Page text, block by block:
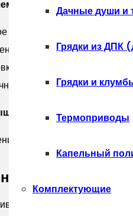
Дачные души и
Грядки из ДПК
Грядки и
Термоприводы
Капельный
Комплектующие
крепление ламелей
и быстрый монтаж
без разметки (в отличие
внешний вид
ламелей саморезами,
к ветровым нагрузкам